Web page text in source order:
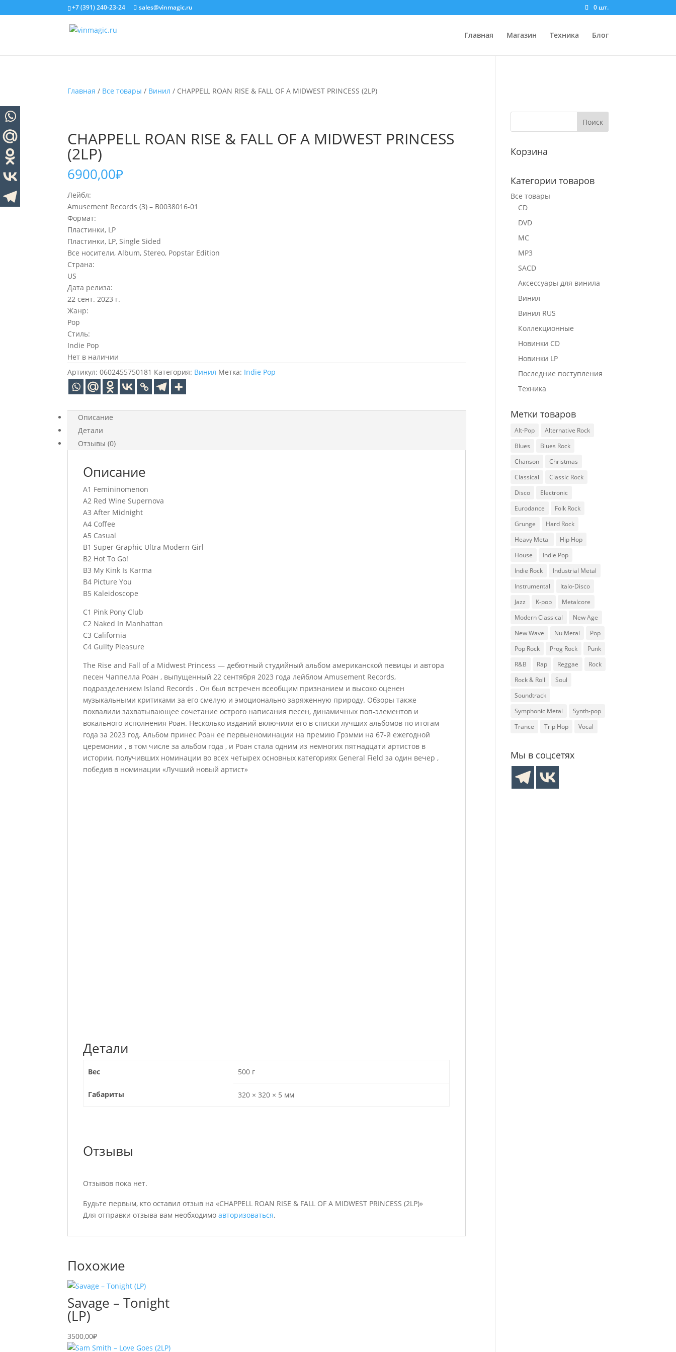
+7 (391) 240-23-24 sales@vinmagic.ru 0 шт.
Главная Магазин Техника Блог
Главная / Все товары / Винил / CHAPPELL ROAN RISE & FALL OF A MIDWEST PRINCESS (2LP)
CHAPPELL ROAN RISE & FALL OF A MIDWEST PRINCESS
(2LP)
6900,00₽
Лейбл:
Amusement Records (3) – B0038016-01
Формат:
Пластинки, LP
Пластинки, LP, Single Sided
Все носители, Album, Stereo, Popstar Edition
Страна:
US
Дата релиза:
22 сент. 2023 г.
Жанр:
Pop
Стиль:
Indie Pop
Нет в наличии
Артикул:0602455750181 Категория: Винил Метка: Indie Pop
Описание
Детали
Отзывы (0)
Описание
A1 Femininomenon
A2 Red Wine Supernova
A3 After Midnight
A4 Coffee
A5 Casual
B1 Super Graphic Ultra Modern Girl
B2 Hot To Go!
B3 My Kink Is Karma
B4 Picture You
B5 Kaleidoscope
C1 Pink Pony Club
C2 Naked In Manhattan
C3 California
C4 Guilty Pleasure
The Rise and Fall of a Midwest Princess — дебютный студийный альбом американской певицы и автора
песен Чаппелла Роан , выпущенный 22 сентября 2023 года лейблом Amusement Records,
подразделением Island Records . Он был встречен всеобщим признанием и высоко оценен
музыкальными критиками за его смелую и эмоционально заряженную природу. Обзоры также
похвалили захватывающее сочетание острого написания песен, динамичных поп-элементов и
вокального исполнения Роан. Несколько изданий включили его в списки лучших альбомов по итогам
года за 2023 год. Альбом принес Роан ее первыеноминации на премию Грэмми на 67-й ежегодной
церемонии , в том числе за альбом года , и Роан стала одним из немногих пятнадцати артистов в
истории, получивших номинации во всех четырех основных категориях General Field за один вечер ,
победив в номинации «Лучший новый артист»
Детали
Вес 500 г
Габариты 320 × 320 × 5 мм
Отзывы
Отзывов пока нет.
Будьте первым, кто оставил отзыв на «CHAPPELL ROAN RISE & FALL OF A MIDWEST PRINCESS (2LP)»
Для отправки отзыва вам необходимоавторизоваться.
Похожие
Savage – Tonight
(LP)
3500,00₽
Корзина
Категории товаров
Все товары
CD
DVD
MC
MP3
SACD
Аксессуары для винила
Винил
Винил RUS
Коллекционные
Новинки CD
Новинки LP
Последние поступления
Техника
Метки товаров
Alt-Pop
Alternative Rock
Blues
Blues Rock
Chanson
Christmas
Classical
Classic Rock
Disco
Electronic
Eurodance
Folk Rock
Grunge
Hard Rock
Heavy Metal
Hip Hop
House
Indie Pop
Indie Rock
Industrial Metal
Instrumental
Italo-Disco
Jazz
K-pop
Metalcore
Modern Classical
New Age
New Wave
Nu Metal
Pop
Pop Rock
Prog Rock
Punk
R&B
Rap Reggae
Rock
Rock & Roll
Soul
Soundtrack
Symphonic Metal
Synth-pop
Trance
Trip Hop Vocal
Мы в соцсетях